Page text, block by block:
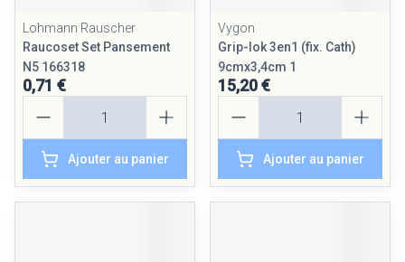
Lohmann Rauscher
Raucoset Set Pansement
N5 166318
0,71 €
Ajouter au panier
Vygon
Grip-lok 3en1 (fix. Cath)
9cmx3,4cm 1
15,20 €
Ajouter au panier